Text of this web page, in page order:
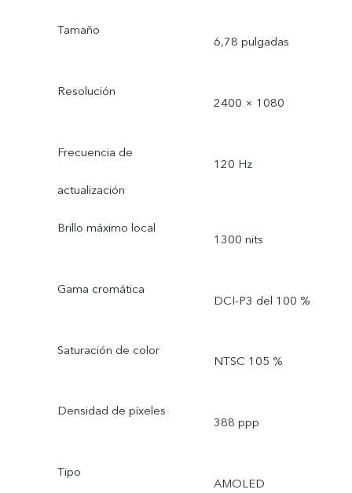
Tamaño
6,78 pulgadas
Resolución
2400 × 1080
Frecuencia de
actualización
120 Hz
Brillo máximo local
1300 nits
Gama cromática
DCI-P3 del 100 %
Saturación de color
NTSC 105 %
Densidad de píxeles
388 ppp
Tipo
AMOLED